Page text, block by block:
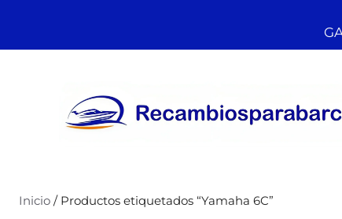
Inicio / Productos etiquetados “Yamaha 6C”